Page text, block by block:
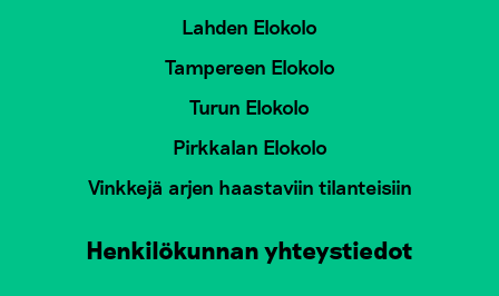
Lahden Elokolo
Tampereen Elokolo
Turun Elokolo
Pirkkalan Elokolo
Vinkkejä arjen haastaviin tilanteisiin
Henkilökunnan yhteystiedot